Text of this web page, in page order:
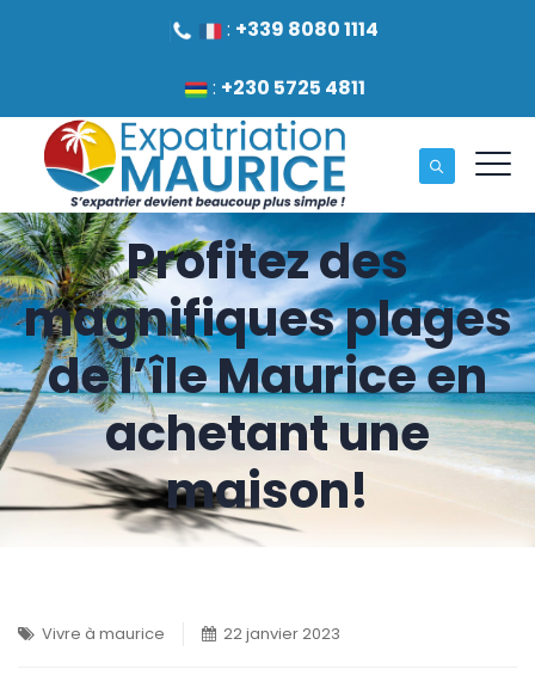
: +339 8080 1114
: +230 5725 4811
Profitez des
magnifiques plages
de l’île Maurice en
achetant une
maison!
Vivre à maurice 22 janvier 2023